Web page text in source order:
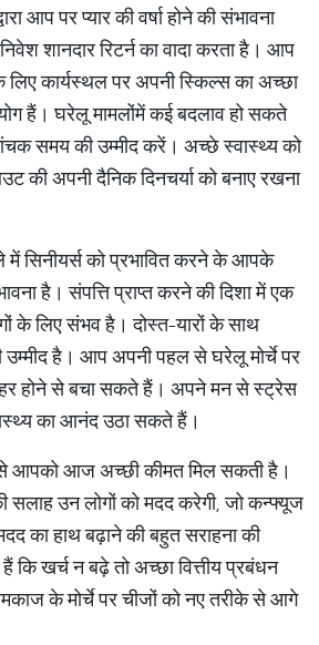
आप पर प्यार की वर्षा होने की संभावना
शानदार रिटर्न का वादा करता है। आप
लिए कार्यस्थल पर अपनी स्किल्स का अच्छा
हैं। घरेलू मामलोंमें कई बदलाव हो सकते
समय की उम्मीद करें। अच्छे स्वास्थ्य को
की अपनी दैनिक दिनचर्या को बनाए रखना
में सिनीयर्स को प्रभावित करने के आपके
है। संपत्ति प्राप्त करने की दिशा में एक
के लिए संभव है। दोस्त-यारों के साथ
है। आप अपनी पहल से घरेलू मोर्चे पर
होने से बचा सकते हैं। अपने मन से स्ट्रेस
का आनंद उठा सकते हैं।
से आपको आज अच्छी कीमत मिल सकती है।
सलाह उन लोगों को मदद करेगी, जो कन्फ्यूज
का हाथ बढ़ाने की बहुत सराहना की
खर्च न बढ़े तो अच्छा वित्तीय प्रबंधन
के मोर्चे पर चीजों को नए तरीके से आगे